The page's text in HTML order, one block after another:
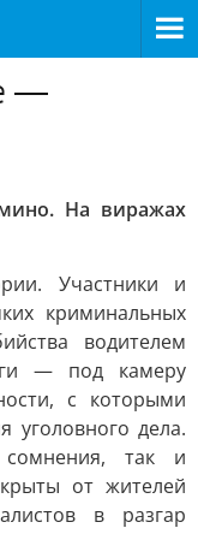
—
На виражах
Участники и
криминальных
водителем
— под камеру
с которыми
уголовного дела.
так и
от жителей
в разгар